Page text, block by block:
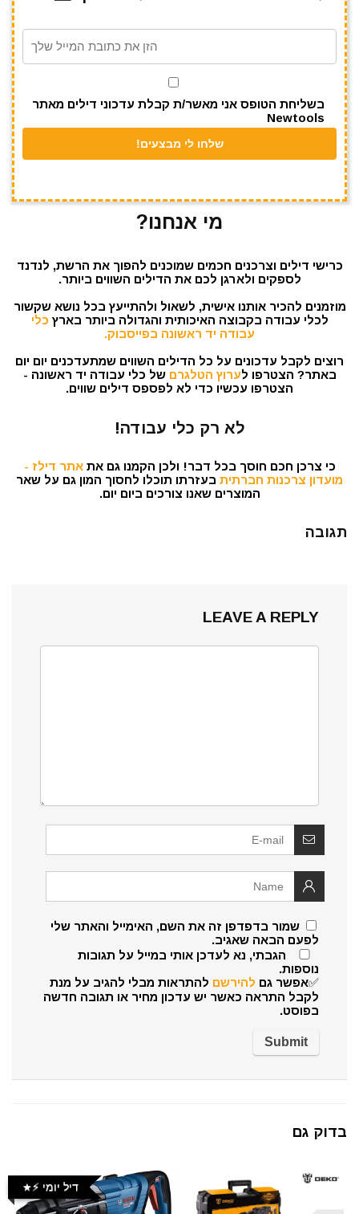
o
p
m
בשליחת הטופס אני מאשר/ת קבלת עדכוני דילים מאתר
Newtools
מי אנחנו?
כרישי דילים וצרכנים חכמים שמוכנים להפוך את הרשת, לנדנד
לספקים ולארגן לכם את הדילים השווים ביותר.
מוזמנים להכיר אותנו אישית, לשאול ולהתייעץ בכל נושא שקשור
לכלי עבודה בקבוצה האיכותית והגדולה ביותר בארץ כלי
עבודה יד ראשונה בפייסבוק.
רוצים לקבל עדכונים על כל הדילים השווים שמתעדכנים יום יום
באתר? הצטרפו לערוץ הטלגרם של כלי עבודה יד ראשונה -
הצטרפו עכשיו כדי לא לפספס דילים שווים.
לא רק כלי עבודה!
כי צרכן חכם חוסך בכל דבר! ולכן הקמנו גם אתאתר דילז -
מועדון צרכנות חברתית בעזרתו תוכלו לחסוך המון גם על שאר
המוצרים שאנו צורכים ביום יום.
תגובה
LEAVE A REPLY
שמור בדפדפן זה את השם, האימייל והאתר שלי
לפעם הבאה שאגיב.
הגבתי, נא לעדכן אותי במייל על תגובות
נוספות.
✅אפשר גם להירשם להתראות מבלי להגיב על מנת
לקבל התראה כאשר יש עדכון מחיר או תגובה חדשה
בפוסט.
בדוק גם
דיל יומי ⚡️